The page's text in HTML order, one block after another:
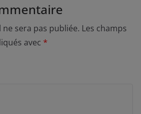
sera pas publiée. Les champs
avec *